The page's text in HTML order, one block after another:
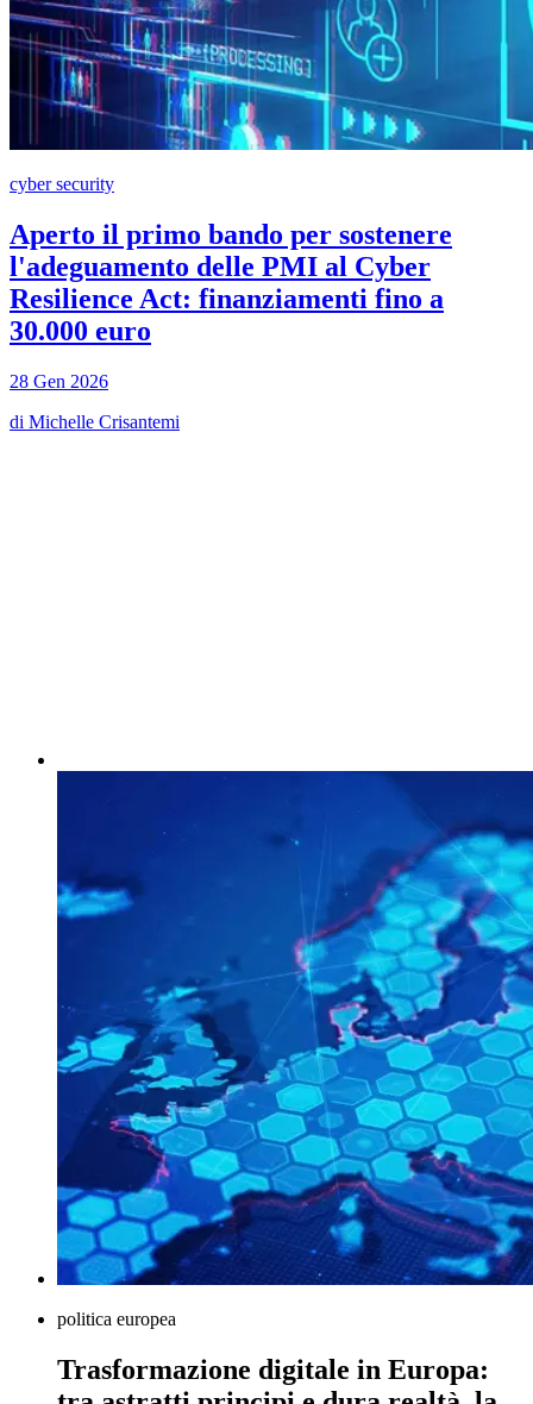
cyber security
Aperto il primo bando per sostenere
l'adeguamento delle PMI al Cyber
Resilience Act: finanziamenti fino a
30.000 euro
28 Gen 2026
di Michelle Crisantemi
politica europea
Trasformazione digitale in Europa: